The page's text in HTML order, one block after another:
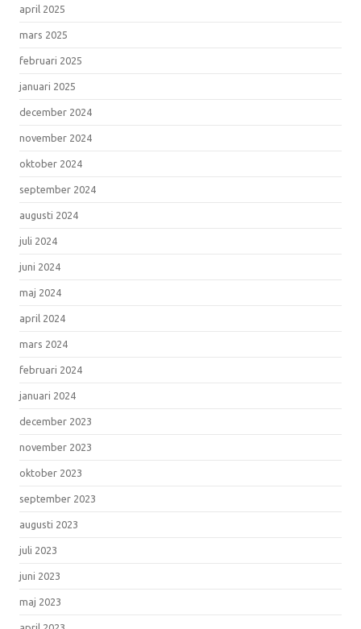
april 2025
mars 2025
februari 2025
januari 2025
december 2024
november 2024
oktober 2024
september 2024
augusti 2024
juli 2024
juni 2024
maj 2024
april 2024
mars 2024
februari 2024
januari 2024
december 2023
november 2023
oktober 2023
september 2023
augusti 2023
juli 2023
juni 2023
maj 2023